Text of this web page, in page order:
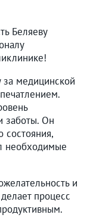
Беляеву
медицинской
заботы. Он
состояния,
необходимые
и
процесс